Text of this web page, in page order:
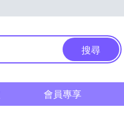
搜尋
會員專享